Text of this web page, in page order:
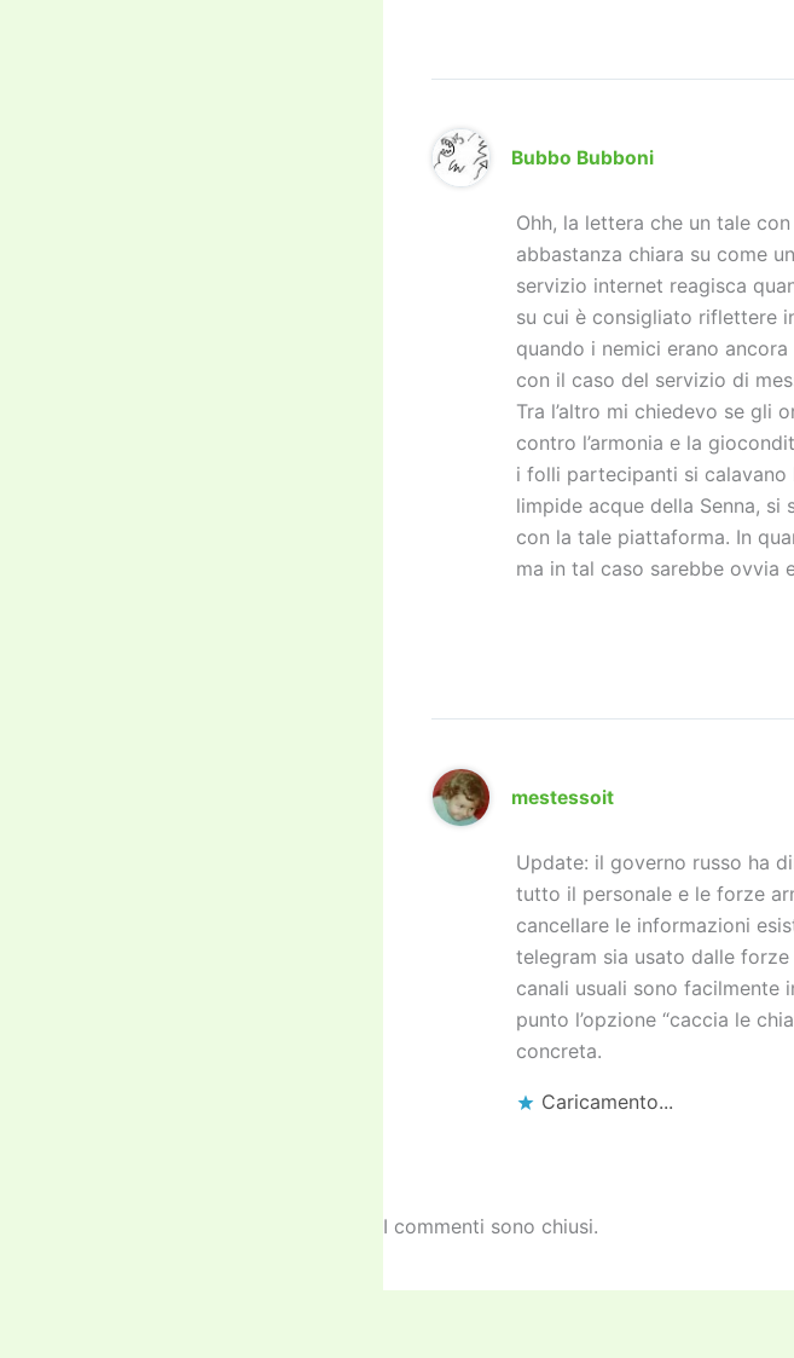
Bubbo Bubboni
Ohh, la lettera che un tale
abbastanza chiara su come
servizio internet reagisca
su cui è consigliato riflettere
quando i nemici erano
con il caso del servizio di
Tra l’altro mi chiedevo se gli
contro l’armonia e la
i folli partecipanti si calavano
limpide acque della Senna,
con la tale piattaforma. In
ma in tal caso sarebbe ovvia
mestessoit
Update: il governo russo ha
tutto il personale e le forze
cancellare le informazioni
telegram sia usato dalle
canali usuali sono facilmente
punto l’opzione “caccia le
concreta.
Caricamento...
I commenti sono chiusi.